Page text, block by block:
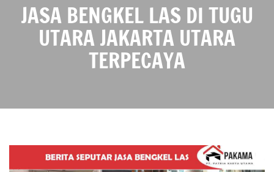
JASA BENGKEL LAS DI TUGU
UTARA JAKARTA UTARA
TERPECAYA